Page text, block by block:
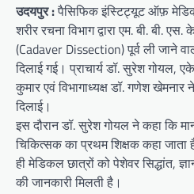
उदयपुर :पैसिफिक इंस्टिट्यूट ऑफ़
शरीर रचना विभाग द्वारा एम. बी. बी. एस.
(Cadaver Dissection) पूर्व ली जाने
दिलाई गई। प्राचार्य डॉ. सुरेश गोयल,
कुमार एवं विभागाध्यक्ष डॉ. गणेश
दिलाई।
इस दौरान डॉ. सुरेश गोयल ने कहा कि
चिकित्सक का प्रथम शिक्षक कहा जाता
ही मेडिकल छात्रों को पेशेवर सिद्धांत,
की जानकारी मिलती है।